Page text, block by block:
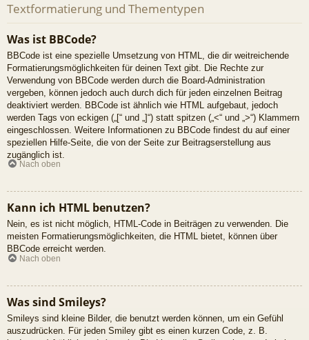
Textformatierung und Thementypen
Was ist BBCode?
BBCode ist eine spezielle Umsetzung von HTML, die dir weitreichende
Formatierungsmöglichkeiten für deinen Text gibt. Die Rechte zur
Verwendung von BBCode werden durch die Board-Administration
vergeben, können jedoch auch durch dich für jeden einzelnen Beitrag
deaktiviert werden. BBCode ist ähnlich wie HTML aufgebaut, jedoch
werden Tags von eckigen („[“ und „]“) statt spitzen („<“ und „>“) Klammern
eingeschlossen. Weitere Informationen zu BBCode findest du auf einer
speziellen Hilfe-Seite, die von der Seite zur Beitragserstellung aus
zugänglich ist.
Nach oben
Kann ich HTML benutzen?
Nein, es ist nicht möglich, HTML-Code in Beiträgen zu verwenden. Die
meisten Formatierungsmöglichkeiten, die HTML bietet, können über
BBCode erreicht werden.
Nach oben
Was sind Smileys?
Smileys sind kleine Bilder, die benutzt werden können, um ein Gefühl
auszudrücken. Für jeden Smiley gibt es einen kurzen Code, z. B.